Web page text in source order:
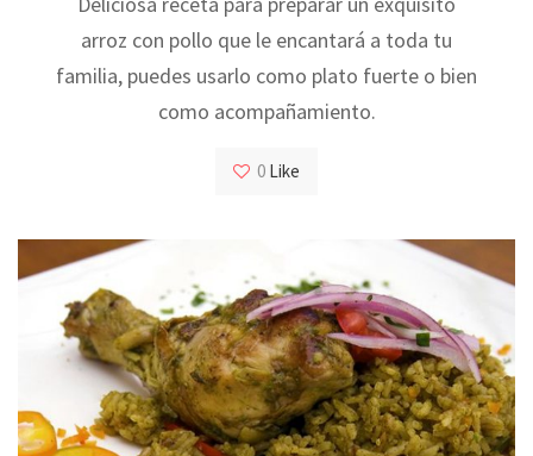
arroz con pollo que le encantará a toda tu
familia, puedes usarlo como plato fuerte o bien
como acompañamiento.
0 Like